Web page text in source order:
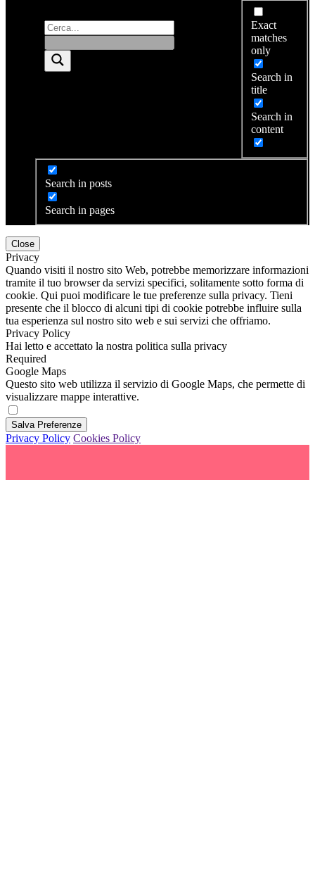
Exact
matches
only
Search in
title
Search in
content
Search in posts
Search in pages
Close
Privacy
Quando visiti il ​​nostro sito Web, potrebbe memorizzare informazioni
tramite il tuo browser da servizi specifici, solitamente sotto forma di
cookie. Qui puoi modificare le tue preferenze sulla privacy. Tieni
presente che il blocco di alcuni tipi di cookie potrebbe influire sulla
tua esperienza sul nostro sito web e sui servizi che offriamo.
Privacy Policy
Hai letto e accettato la nostra politica sulla privacy
Required
Google Maps
Questo sito web utilizza il servizio di Google Maps, che permette di
visualizzare mappe interattive.
Salva Preferenze
Privacy Policy Cookies Policy